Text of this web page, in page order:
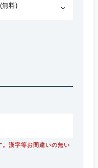
漢字等お間違いの無い